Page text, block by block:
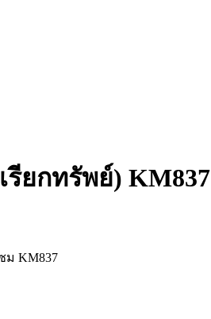
ยกทรัพย์) KM837
ม KM837